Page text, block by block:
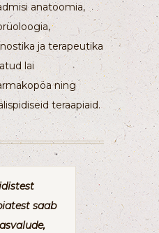
anatoomia,
ja terapeutika
lai
ning
teraapiaid.
saab